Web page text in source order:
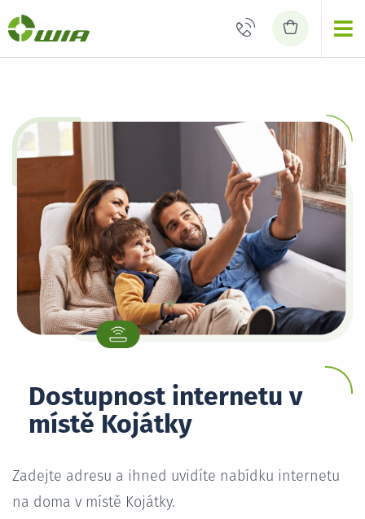
Dostupnost internetu v
místě Kojátky
Zadejte adresu a ihned uvidíte nabídku internetu
na doma v místě Kojátky.